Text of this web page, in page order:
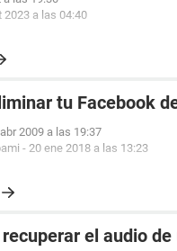
2023 a las 04:40
tu Facebook
2009 a las 19:37
- 20 ene 2018 a las 13:23
el audio